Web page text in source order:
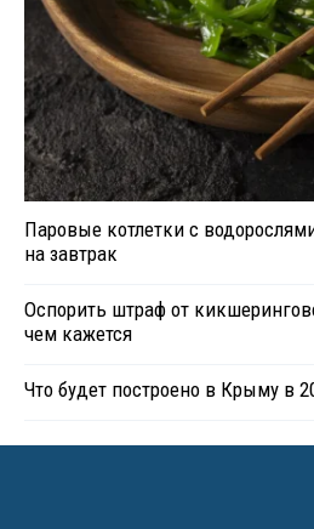
Паровые котлетки с
на завтрак
Оспорить штраф от
чем кажется
Что будет построено в Крыму в